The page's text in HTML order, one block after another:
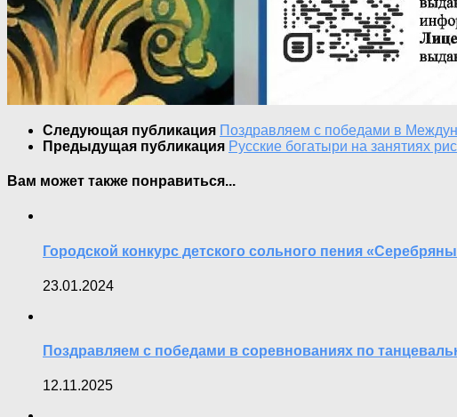
Следующая публикация Поздравляем с победами в
Предыдущая публикация Русские богатыри на занятиях
Вам может также понравиться...
Городской конкурс детского сольного пения
23.01.2024
Поздравляем с победами в соревнованиях по
12.11.2025